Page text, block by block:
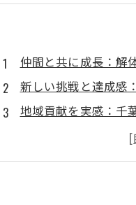
仲間と共に成長：解
新しい挑戦と達成感
地域貢献を実感：千
未経験からプロへ：
千葉の未来を支える